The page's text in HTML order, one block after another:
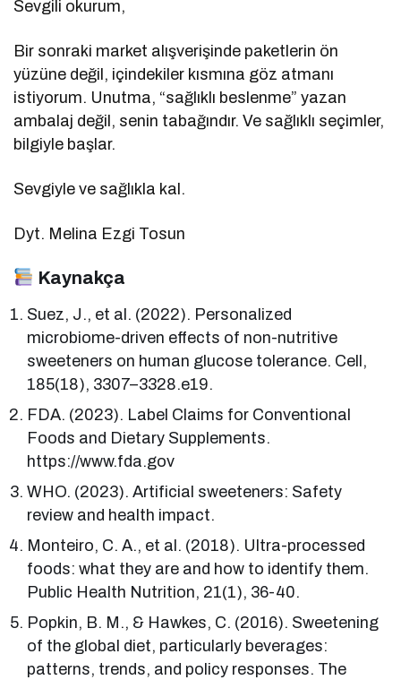
Sevgili okurum,
Bir sonraki market alışverişinde paketlerin ön
yüzüne değil, içindekiler kısmına göz atmanı
istiyorum. Unutma, “sağlıklı beslenme” yazan
ambalaj değil, senin tabağındır. Ve sağlıklı seçimler,
bilgiyle başlar.
Sevgiyle ve sağlıkla kal.
Dyt. Melina Ezgi Tosun
Kaynakça
Suez, J., et al. (2022). Personalized
microbiome-driven effects of non-nutritive
sweeteners on human glucose tolerance. Cell,
185(18), 3307–3328.e19.
FDA. (2023). Label Claims for Conventional
Foods and Dietary Supplements.
https://www.fda.gov
WHO. (2023). Artificial sweeteners: Safety
review and health impact.
Monteiro, C. A., et al. (2018). Ultra-processed
foods: what they are and how to identify them.
Public Health Nutrition, 21(1), 36-40.
Popkin, B. M., & Hawkes, C. (2016). Sweetening
of the global diet, particularly beverages:
patterns, trends, and policy responses. The